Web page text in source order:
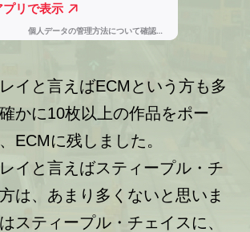
イと言えばECMという方も多
かに10枚以上の作品をポー
ECMに残しました。
イと言えばスティープル・チ
は、あまり多くないと思いま
スティープル・チェイスに、